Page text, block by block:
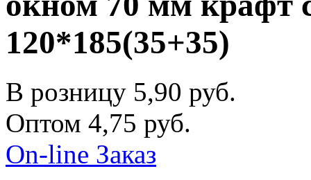
120*185(35+35)
В розницу 5,90 руб.
Оптом 4,75 руб.
On-line Заказ